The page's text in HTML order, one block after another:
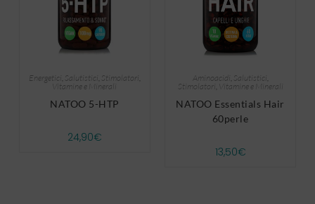
Energetici Salutistici Stimolatori
Vitamine e Minerali
NATOO 5-HTP
24,90€
Aminoacidi Salutistici
Stimolatori
Vitamine e Minerali
NATOO Essentials Hair
60perle
13,50€